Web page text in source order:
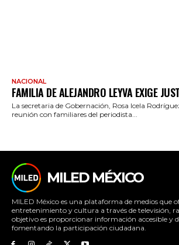
NACIONAL
FAMILIA DE ALEJANDRO LEYVA EXIGE
La secretaria de Gobernación, Rosa Icela
reunión con familiares del periodista...
MILED MÉXICO
MILED México es una plataforma de medios que
entretenimiento y cultura a través de televisión,
objetivo es proporcionar información accesible y
fomentando la participación ciudadana.